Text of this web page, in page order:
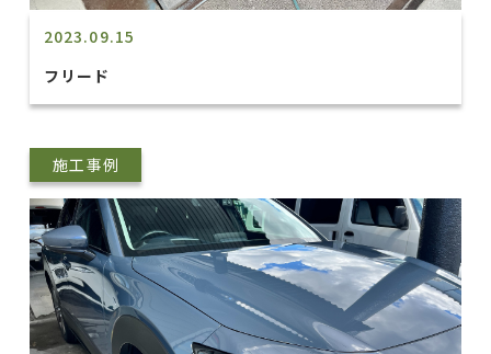
2023.09.15
フリード
施工事例